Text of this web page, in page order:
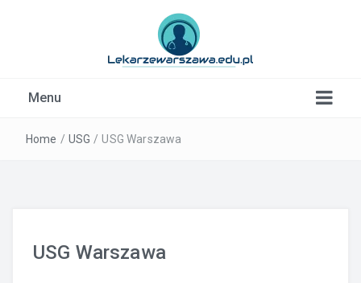
Menu
Home / USG / USG Warszawa
USG Warszawa